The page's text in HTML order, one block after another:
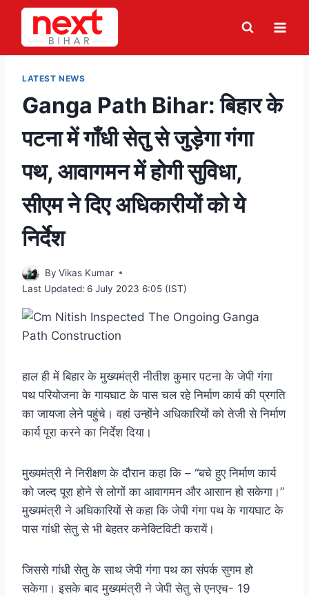
Skip
content
LATEST NEWS
Ganga Path Bihar: बिहार के
पटना में गाँधी सेतु से जुड़ेगा गंगा
पथ, आवागमन में होगी सुविधा,
सीएम ने दिए अधिकारीयों को ये
निर्देश
By Vikas Kumar
Last Updated: 6 July 2023 6:05 (IST)
हाल ही में बिहार के मुख्यमंत्री नीतीश कुमार पटना के जेपी गंगा
पथ परियोजना के गायघाट के पास चल रहे निर्माण कार्य की प्रगति
का जायजा लेने पहुंचे। वहां उन्होंने अधिकारियों को तेजी से निर्माण
कार्य पूरा करने का निर्देश दिया।
मुख्यमंत्री ने निरीक्षण के दौरान कहा कि – “बचे हुए निर्माण कार्य
को जल्द पूरा होने से लोगों का आवागमन और आसान हो सकेगा।”
मुख्यमंत्री ने अधिकारियों से कहा कि जेपी गंगा पथ के गायघाट के
पास गांधी सेतु से भी बेहतर कनेक्टिविटी करायें।
जिससे गांधी सेतु के साथ जेपी गंगा पथ का संपर्क सुगम हो
सकेगा। इसके बाद मुख्यमंत्री ने जेपी सेतु से एनएच- 19